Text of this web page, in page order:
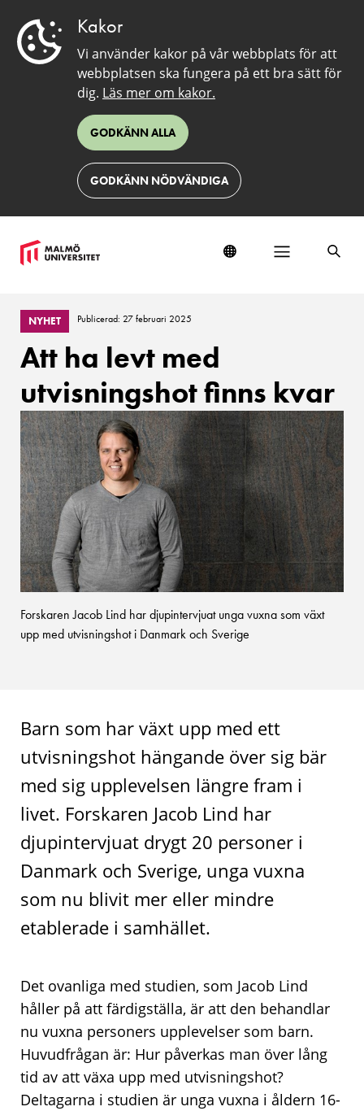
Kakor
Vi använder kakor på vår webbplats för att
webbplatsen ska fungera på ett bra sätt för
dig. Läs mer om kakor.
GODKÄNN ALLA
GODKÄNN NÖDVÄNDIGA
NYHET Publicerad: 27 februari 2025
Att ha levt med
utvisningshot finns kvar
Forskaren Jacob Lind har djupintervjuat unga vuxna som växt
upp med utvisningshot i Danmark och Sverige
Barn som har växt upp med ett
utvisningshot hängande över sig bär
med sig upplevelsen längre fram i
livet. Forskaren Jacob Lind har
djupintervjuat drygt 20 personer i
Danmark och Sverige, unga vuxna
som nu blivit mer eller mindre
etablerade i samhället.
Det ovanliga med studien, som Jacob Lind
håller på att färdigställa, är att den behandlar
nu vuxna personers upplevelser som barn.
Huvudfrågan är: Hur påverkas man över lång
tid av att växa upp med utvisningshot?
Deltagarna i studien är unga vuxna i åldern 16-